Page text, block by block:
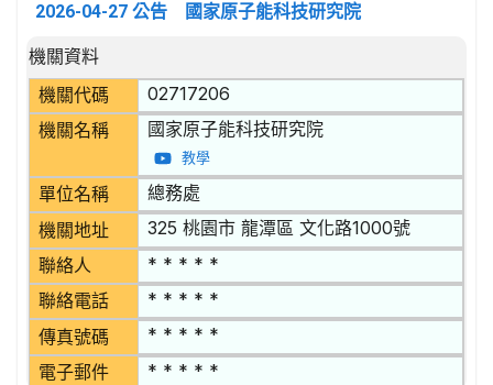
2026-04-27 公告 國家原子能科技研究院
招標公告詳細內容
機關資料
機關代碼
02717206
機關名稱 國家原子能科技研究院
教學
單位名稱 總務處
機關地址 325 桃園市 龍潭區 文化路1000號
聯絡人 * * * * *
聯絡電話 * * * * *
傳真號碼 * * * * *
電子郵件 * * * * *